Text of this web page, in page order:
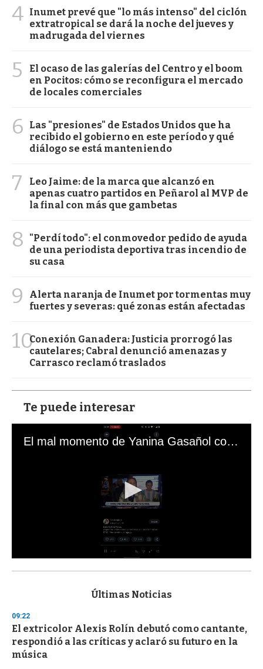
4 Inumet prevé que "lo más intenso" del ciclón
extratropical se dará la noche del jueves y
madrugada del viernes
5
El ocaso de las galerías del Centro y el boom
en Pocitos: cómo se reconfigura el mercado
de locales comerciales
6
Las "presiones" de Estados Unidos que ha
recibido el gobierno en este período y qué
diálogo se está manteniendo
7
Leo Jaime: de la marca que alcanzó en
apenas cuatro partidos en Peñarol al MVP de
la final con más que gambetas
8
"Perdí todo": el conmovedor pedido de ayuda
de una periodista deportiva tras incendio de
su casa
9
Alerta naranja de Inumet por tormentas muy
fuertes y severas: qué zonas están afectadas
10Conexión Ganadera: Justicia prorrogó las
cautelares; Cabral denunció amenazas y
Carrasco reclamó traslados
Te puede interesar
El mal momento de Yanina Gasañol con un hincha argentino en "Subrayado"
s
d
s
o
f
3
Últimas Noticias
09:22
El extricolor Alexis Rolín debutó como cantante,
respondió a las críticas y aclaró su futuro en la
música